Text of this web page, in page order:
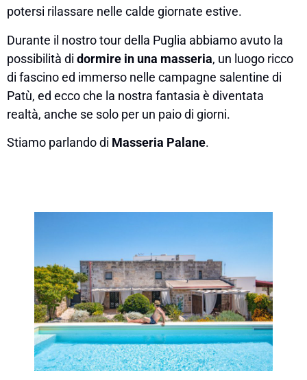
potersi rilassare nelle calde giornate estive.
Durante il nostro tour della Puglia abbiamo avuto la
possibilità di dormire in una masseria, un luogo ricco
di fascino ed immerso nelle campagne salentine di
Patù, ed ecco che la nostra fantasia è diventata
realtà, anche se solo per un paio di giorni.
Stiamo parlando di Masseria Palane.